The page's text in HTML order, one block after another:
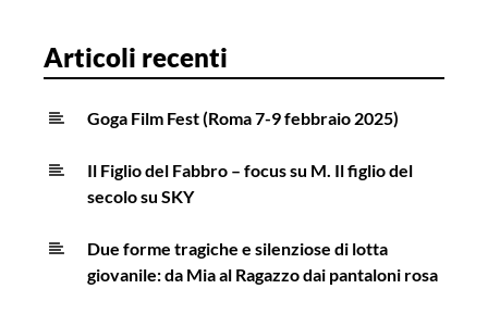
Articoli recenti
Goga Film Fest (Roma 7-9 febbraio 2025)
Il Figlio del Fabbro – focus su M. Il figlio del
secolo su SKY
Due forme tragiche e silenziose di lotta
giovanile: da Mia al Ragazzo dai pantaloni rosa